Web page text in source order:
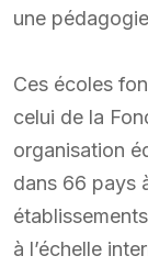
une
Ces écoles
celui de la
organisation
dans 66 pays
à l’échelle